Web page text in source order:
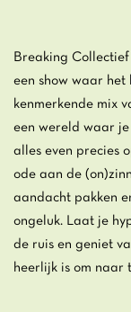
Breaking
een show waar
kenmerkende mix
een wereld waar
alles even precies
ode aan de
aandacht pakken
ongeluk. Laat je
de ruis en geniet
heerlijk is om naar